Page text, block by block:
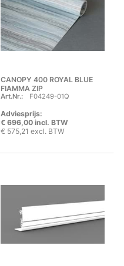
CANOPY 400 ROYAL BLUE
FIAMMA ZIP
Art.Nr.: F04249-01Q
Adviesprijs:
€ 696,00 incl. BTW
€ 575,21 excl. BTW